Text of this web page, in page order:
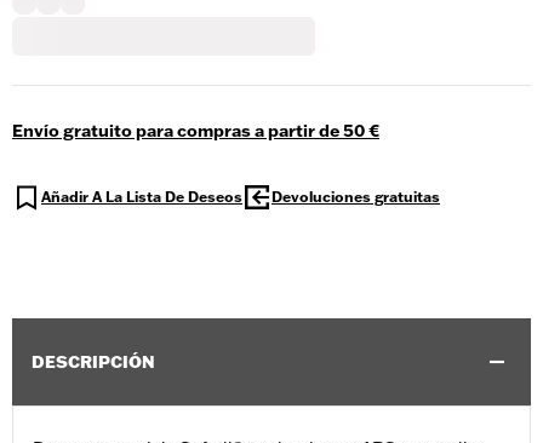
Envío gratuito para compras a partir de 50 €
Añadir A La Lista De Deseos Devoluciones gratuitas
DESCRIPCIÓN